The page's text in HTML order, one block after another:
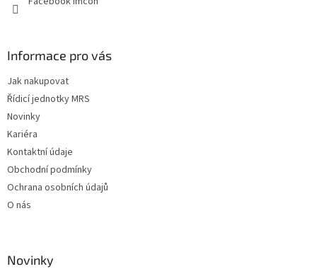
Informace pro vás
Jak nakupovat
Řídicí jednotky MRS
Novinky
Kariéra
Kontaktní údaje
Obchodní podmínky
Ochrana osobních údajů
O nás
Novinky